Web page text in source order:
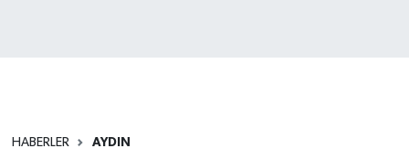
HABERLER AYDIN